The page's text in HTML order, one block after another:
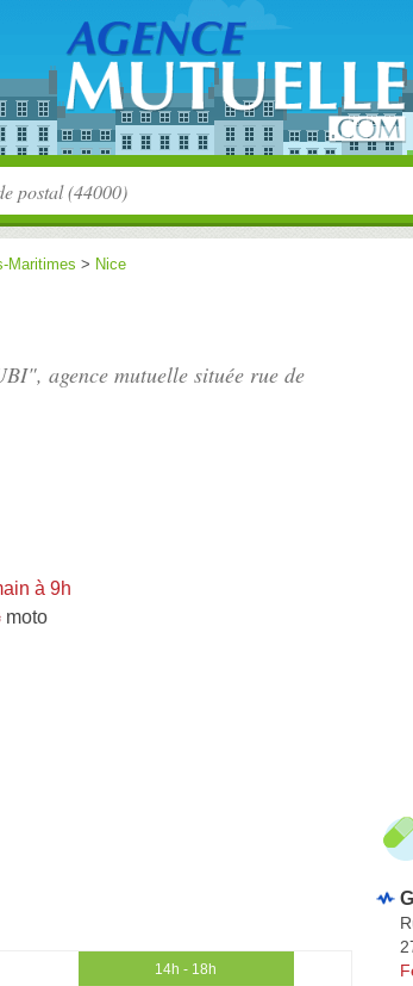
Maritimes > Nice
agence mutuelle située rue de
à 9h
moto
14h - 18h